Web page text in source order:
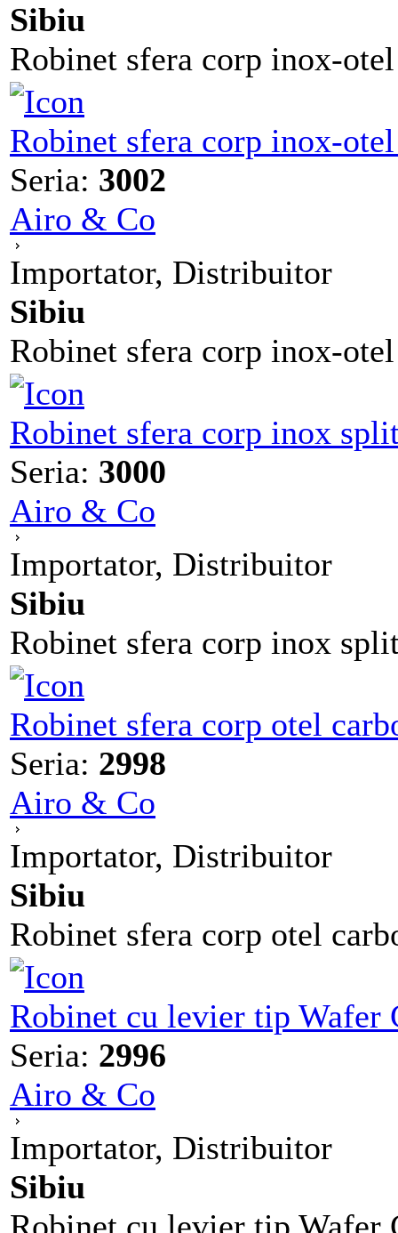
Sibiu
Robinet sfera corp inox-
Robinet sfera corp inox-
Seria: 3002
Airo & Co
Importator, Distribuitor
Sibiu
Robinet sfera corp inox-
Robinet sfera corp inox
Seria: 3000
Airo & Co
Importator, Distribuitor
Sibiu
Robinet sfera corp inox
Robinet sfera corp otel
Seria: 2998
Airo & Co
Importator, Distribuitor
Sibiu
Robinet sfera corp otel
Robinet cu levier tip Wafer
Seria: 2996
Airo & Co
Importator, Distribuitor
Sibiu